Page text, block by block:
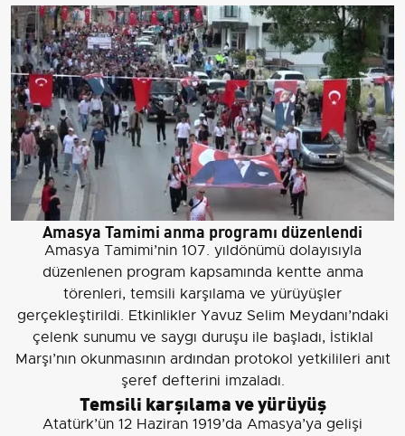
Amasya Tamimi anma programı düzenlendi
Amasya Tamimi’nin 107. yıldönümü dolayısıyla
düzenlenen program kapsamında kentte anma
törenleri, temsili karşılama ve yürüyüşler
gerçekleştirildi. Etkinlikler Yavuz Selim Meydanı’ndaki
çelenk sunumu ve saygı duruşu ile başladı, İstiklal
Marşı’nın okunmasının ardından protokol yetkilileri anıt
şeref defterini imzaladı.
Temsili karşılama ve yürüyüş
Atatürk’ün 12 Haziran 1919’da Amasya’ya gelişi